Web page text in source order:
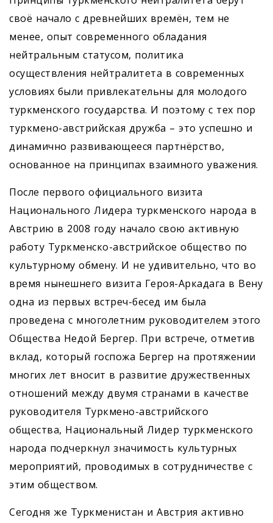
своё начало с древнейших времён, тем не
менее, опыт современного обладания
нейтральным статусом, политика
осуществления нейтралитета в современных
условиях были привлекательны для молодого
туркменского государства. И поэтому с тех пор
туркмено-австрийская дружба – это успешно и
динамично развивающееся партнёрство,
основанное на принципах взаимного уважения.
После первого официального визита
Национального Лидера туркменского народа в
Австрию в 2008 году начало свою активную
работу Туркменско-австрийское общество по
культурному обмену. И не удивительно, что во
время нынешнего визита Героя-Аркадага в Вену
одна из первых встреч-бесед им была
проведена с многолетним руководителем этого
Общества Недой Бергер. При встрече, отметив
вклад, который госпожа Бергер на протяжении
многих лет вносит в развитие дружественных
отношений между двумя странами в качестве
руководителя Туркмено-австрийского
общества, Национальный Лидер туркменского
народа подчеркнул значимость культурных
мероприятий, проводимых в сотрудничестве с
этим обществом.
Сегодня же Туркменистан и Австрия активно